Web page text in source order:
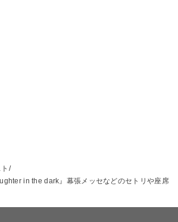
in the dark』幕張メッセなどのセトリや座席